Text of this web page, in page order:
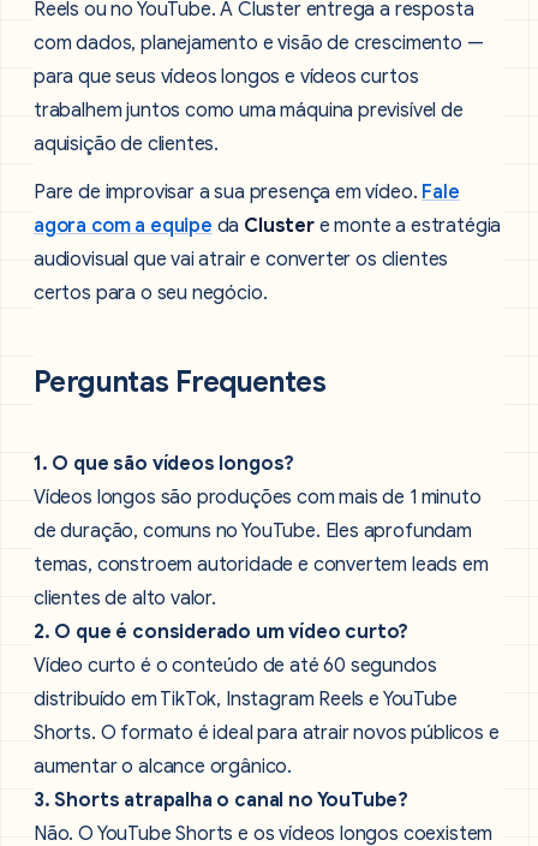
Reels ou no YouTube. A Cluster entrega a resposta
com dados, planejamento e visão de crescimento —
para que seus vídeos longos e vídeos curtos
trabalhem juntos como uma máquina previsível de
aquisição de clientes.
Pare de improvisar a sua presença em vídeo. Fale
agora com a equipe da Cluster e monte a estratégia
audiovisual que vai atrair e converter os clientes
certos para o seu negócio.
Perguntas Frequentes
1. O que são vídeos longos?
Vídeos longos são produções com mais de 1 minuto
de duração, comuns no YouTube. Eles aprofundam
temas, constroem autoridade e convertem leads em
clientes de alto valor.
2. O que é considerado um vídeo curto?
Vídeo curto é o conteúdo de até 60 segundos
distribuído em TikTok, Instagram Reels e YouTube
Shorts. O formato é ideal para atrair novos públicos e
aumentar o alcance orgânico.
3. Shorts atrapalha o canal no YouTube?
Não. O YouTube Shorts e os vídeos longos coexistem